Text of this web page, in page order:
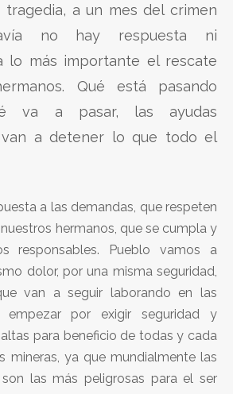
a un mes del crimen
no hay respuesta ni
lo más importante el rescate
Qué está pasando
va a pasar, las ayudas
van a detener lo que todo el
a las demandas, que respeten
hermanos, que se cumpla y
responsables. Pueblo vamos a
dolor, por una misma seguridad,
van a seguir laborando en las
empezar por exigir seguridad y
para beneficio de todas y cada
mineras, ya que mundialmente las
las más peligrosas para el ser